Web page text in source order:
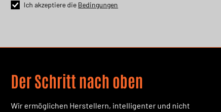
Ich akzeptiere die Bedingungen
Der Schritt nach oben
Wir ermöglichen Herstellern, intelligenter und nicht